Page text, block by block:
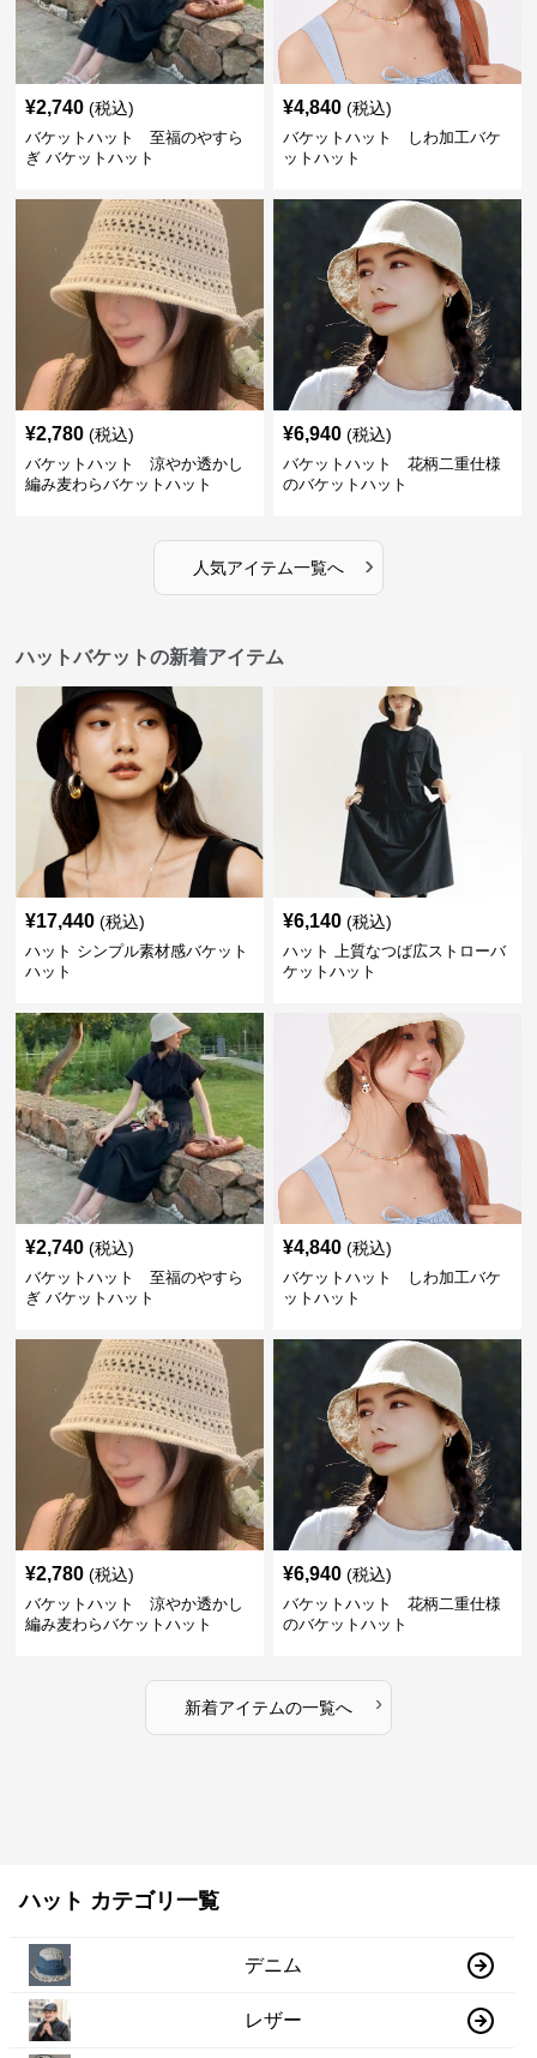
¥2,740 (税込)
バケットハット 至福のやすら
ぎ バケットハット
¥4,840 (税込)
バケットハット しわ加工バケ
ットハット
¥2,780 (税込)
バケットハット 涼やか透かし
編み麦わらバケットハット
¥6,940 (税込)
バケットハット 花柄二重仕様
のバケットハット
人気アイテム一覧へ ›
ハットバケットの新着アイテム
¥17,440 (税込)
ハット シンプル素材感バケット
ハット
¥6,140 (税込)
ハット 上質なつば広ストローバ
ケットハット
¥2,740 (税込)
バケットハット 至福のやすら
ぎ バケットハット
¥4,840 (税込)
バケットハット しわ加工バケ
ットハット
¥2,780 (税込)
バケットハット 涼やか透かし
編み麦わらバケットハット
¥6,940 (税込)
バケットハット 花柄二重仕様
のバケットハット
新着アイテムの一覧へ ›
ハット カテゴリ一覧
デニム
レザー